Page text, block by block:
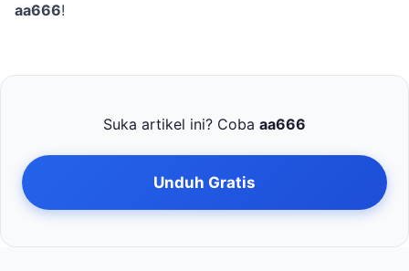
aa666!
Suka artikel ini? Coba aa666
Unduh Gratis